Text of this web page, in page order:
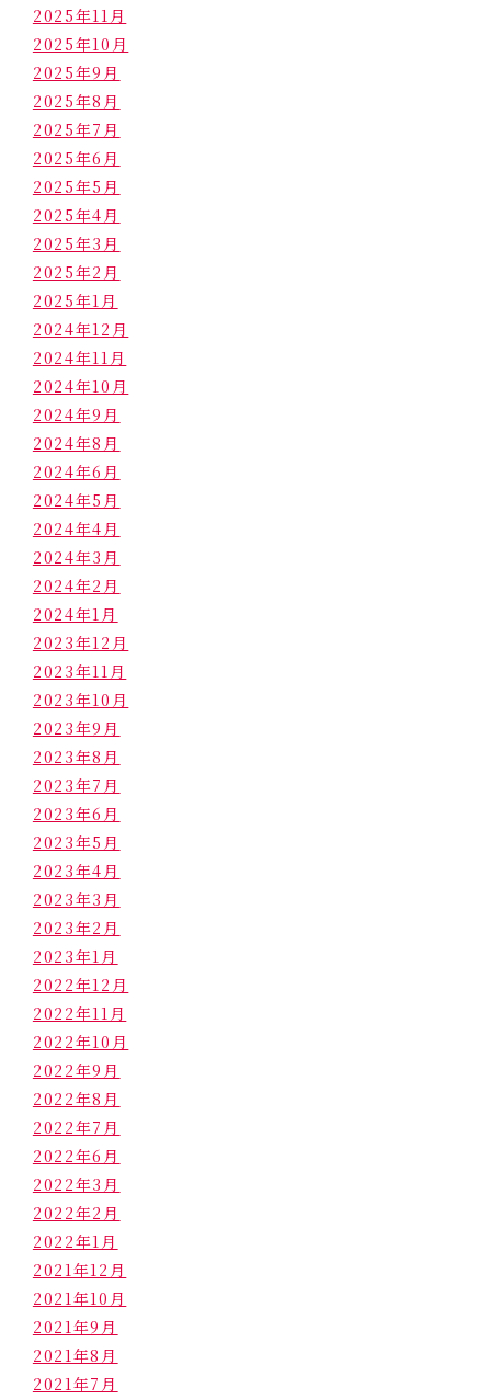
2025年11月
2025年10月
2025年9月
2025年8月
2025年7月
2025年6月
2025年5月
2025年4月
2025年3月
2025年2月
2025年1月
2024年12月
2024年11月
2024年10月
2024年9月
2024年8月
2024年6月
2024年5月
2024年4月
2024年3月
2024年2月
2024年1月
2023年12月
2023年11月
2023年10月
2023年9月
2023年8月
2023年7月
2023年6月
2023年5月
2023年4月
2023年3月
2023年2月
2023年1月
2022年12月
2022年11月
2022年10月
2022年9月
2022年8月
2022年7月
2022年6月
2022年3月
2022年2月
2022年1月
2021年12月
2021年10月
2021年9月
2021年8月
2021年7月